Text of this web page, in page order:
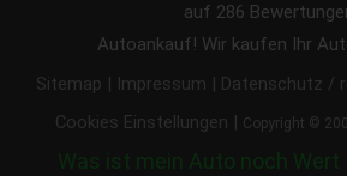
auf 286
Autoankauf! Wir kaufen Ihr
Sitemap Impressum Datenschutz /
Cookies Einstellungen Copyright ©
Was ist mein Auto noch Wert